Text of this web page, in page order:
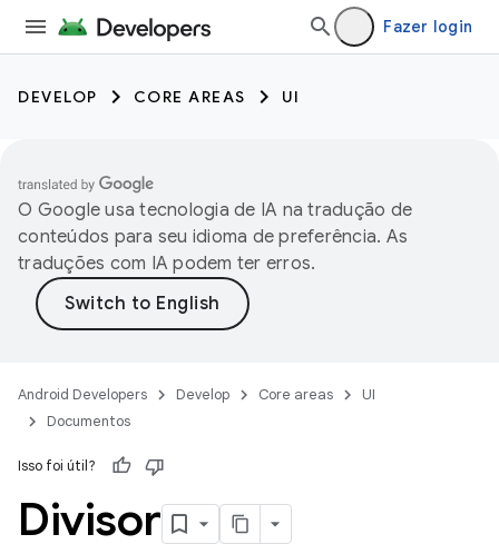
Fazer login
DEVELOP CORE AREAS UI
O Google usa tecnologia de IA na tradução de
conteúdos para seu idioma de preferência. As
traduções com IA podem ter erros.
Android Developers Develop Core areas
UI
Documentos
Isso foi útil?
Divisor